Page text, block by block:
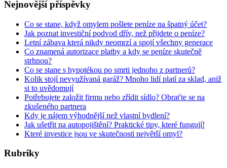
Nejnovější příspěvky
Co se stane, když omylem pošlete peníze na špatný účet?
Jak poznat investiční podvod dřív, než přijdete o peníze?
Letní zábava která nikdy neomrzí a spojí všechny generace
Co znamená autorizace platby a kdy se peníze skutečně
strhnou?
Co se stane s hypotékou po smrti jednoho z partnerů?
Kolik stojí nevyužívaná garáž? Mnoho lidí platí za sklad, aniž
si to uvědomují
Potřebujete založit firmu nebo zřídit sídlo? Obraťte se na
zkušeného partnera
Kdy je nájem výhodnější než vlastní bydlení?
Jak ušetřit na autopojištění? Praktické tipy, které fungují!
Které investice jsou ve skutečnosti největší omyl?
Rubriky